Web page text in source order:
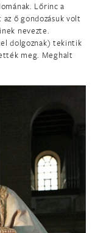
Lőrinc a
ő gondozásuk volt
nevezte.
dolgoznak) tekintik
meg. Meghalt